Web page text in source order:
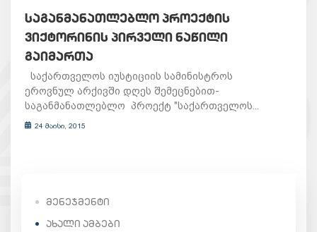
ᲡᲐᲒᲐᲜᲛᲐᲜᲐᲗᲚᲔᲑᲚᲝ ᲞᲠᲝᲔᲥᲢᲘᲡ
ᲕᲘᲥᲢᲝᲠᲘᲜᲘᲡ ᲞᲘᲠᲕᲔᲚᲘ ᲜᲐᲬᲘᲚᲘ
ᲒᲐᲘᲛᲐᲠᲗᲐ
საქართველოს იუსტიციის სამინისტროს
ეროვნულ არქივში დღეს შემეცნებით-
საგანმანათლებლო პროექტ "საქართველოს...
24 მაისი, 2015
ᲛᲔᲜᲔᲯᲛᲔᲜᲢᲘ
ᲐᲮᲐᲚᲘ ᲐᲛᲑᲔᲑᲘ